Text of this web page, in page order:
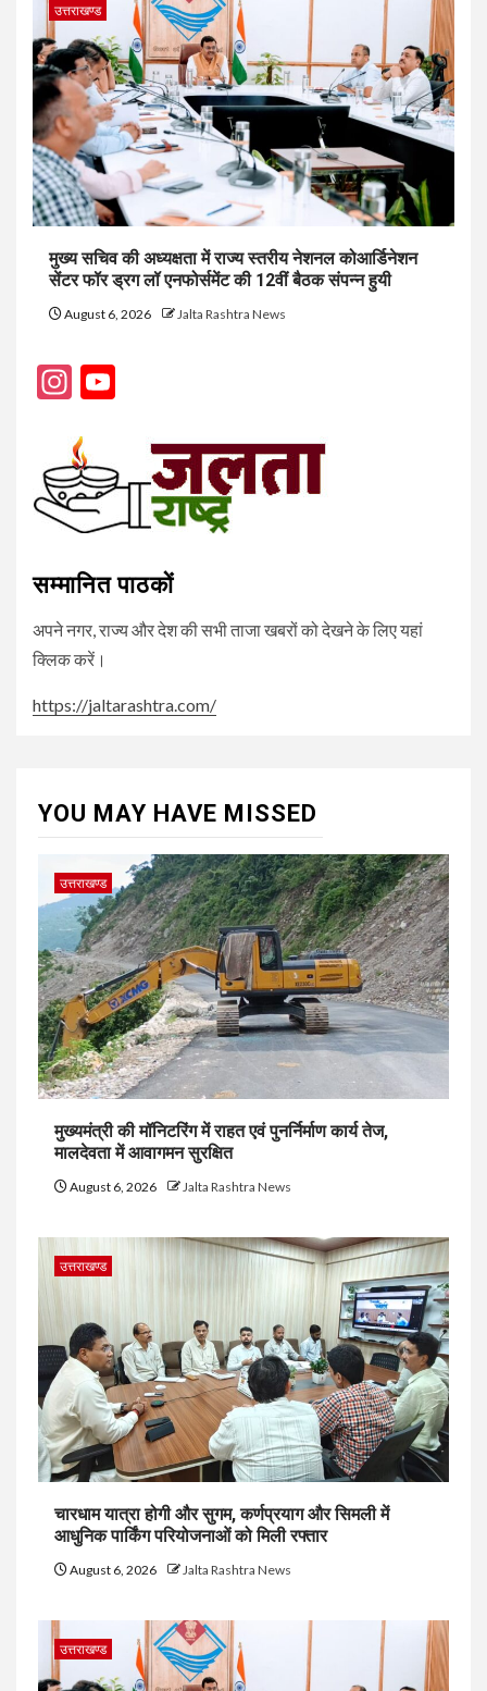
उत्तराखण्ड
मुख्य सचिव की अध्यक्षता में राज्य स्तरीय नेशनल कोआर्डिनेशन
सेंटर फॉर ड्रग लॉ एनफोर्समेंट की 12वीं बैठक संपन्न हुयी
August 6, 2026 Jalta Rashtra News
Instagram
सम्मानित पाठकों
अपने नगर, राज्य और देश की सभी ताजा खबरों को देखने के लिए यहां
क्लिक करें।
https://jaltarashtra.com/
YOU MAY HAVE MISSED
उत्तराखण्ड
मुख्यमंत्री की मॉनिटरिंग में राहत एवं पुनर्निर्माण कार्य तेज,
मालदेवता में आवागमन सुरक्षित
August 6, 2026 Jalta Rashtra News
उत्तराखण्ड
चारधाम यात्रा होगी और सुगम, कर्णप्रयाग और सिमली में
आधुनिक पार्किंग परियोजनाओं को मिली रफ्तार
August 6, 2026 Jalta Rashtra News
उत्तराखण्ड